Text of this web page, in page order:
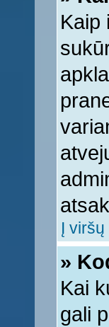
Kaip
Į viršų
»
Kai
gali